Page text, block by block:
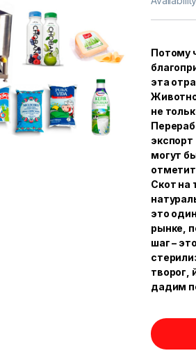
customer
Потому
эта
не
экспорт
могут
Скот на
это
рынке,
шаг –
творог,
дадим